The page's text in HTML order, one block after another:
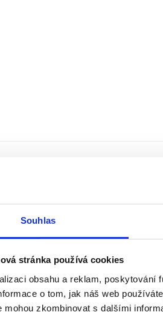
Souhlas
stránka používá cookies
obsahu a reklam,
o tom, jak náš web
mohou zkombinovat s dalšími
m2